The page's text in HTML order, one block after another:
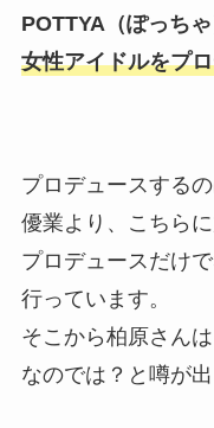
POTTYA（ぽっちゃ
女性アイドルをプ
プロデュースする
優業より、こちら
プロデュースだけ
行っています。
そこから柏原さん
なのでは？と噂が出